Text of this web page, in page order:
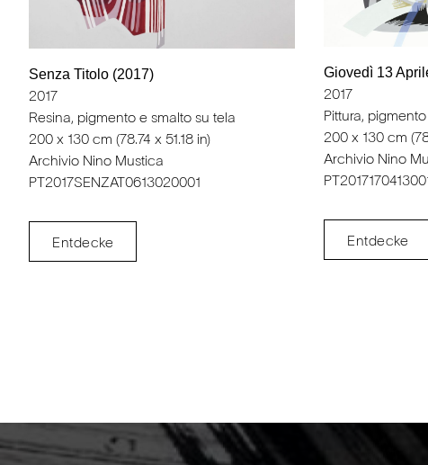
Senza Titolo (2017)
2017
Resina, pigmento e smalto su tela
200 x 130 cm (78.74 x 51.18 in)
Archivio Nino Mustica
PT2017SENZAT0613020001
Entdecke
Giovedì 13
2017
Pittura,
200 x 130 cm
Archivio Nino
Entdecke